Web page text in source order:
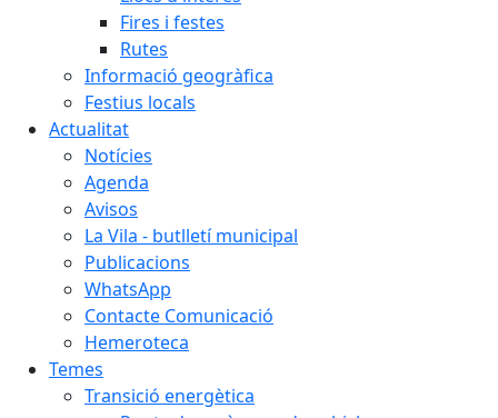
Fires i festes
Rutes
Informació geogràfica
Festius locals
Actualitat
Notícies
Agenda
Avisos
La Vila - butlletí municipal
Publicacions
WhatsApp
Contacte Comunicació
Hemeroteca
Temes
Transició energètica